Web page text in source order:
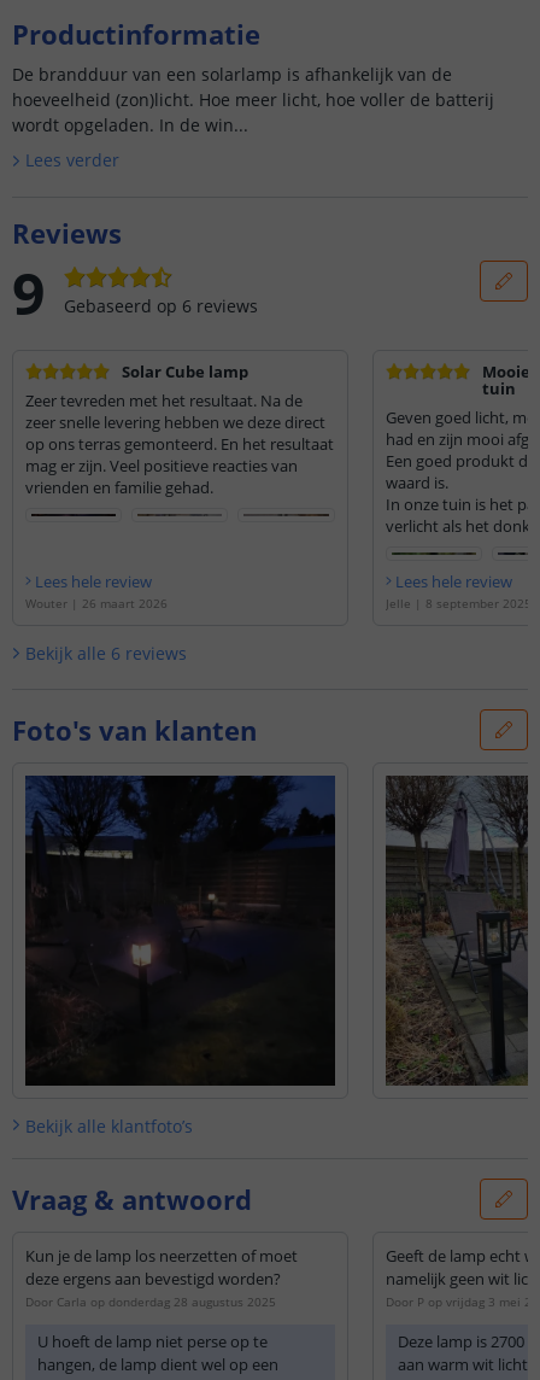
Productinformatie
De brandduur van een solarlamp is afhankelijk van de
hoeveelheid (zon)licht. Hoe meer licht, hoe voller de batterij
wordt opgeladen. In de win...
Lees verder
Reviews
9 Gebaseerd op 6 reviews
Solar Cube lamp
Zeer tevreden met het resultaat. Na de
zeer snelle levering hebben we deze direct
op ons terras gemonteerd. En het resultaat
mag er zijn. Veel positieve reacties van
vrienden en familie gehad.
Lees hele review
Wouter | 26 maart 2026
Mooie
tuin
Geven goed licht,
had en zijn mooi
Een goed produkt
waard is.
In onze tuin is het
verlicht als het
Lees hele review
Jelle | 8 september 2025
Bekijk alle 6 reviews
Foto's van klanten
Bekijk alle klantfoto’s
Vraag & antwoord
Kun je de lamp los neerzetten of moet
deze ergens aan bevestigd worden?
Door Carla op donderdag 28 augustus 2025
U hoeft de lamp niet perse op te
hangen, de lamp dient wel op een
Geeft de lamp echt
namelijk geen wit
Door P op vrijdag 3 mei
Deze lamp is 2700
aan warm wit licht.